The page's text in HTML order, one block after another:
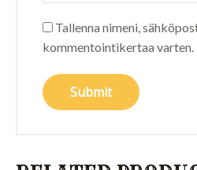
Tallenna nimeni,
kommentointikertaa varten.